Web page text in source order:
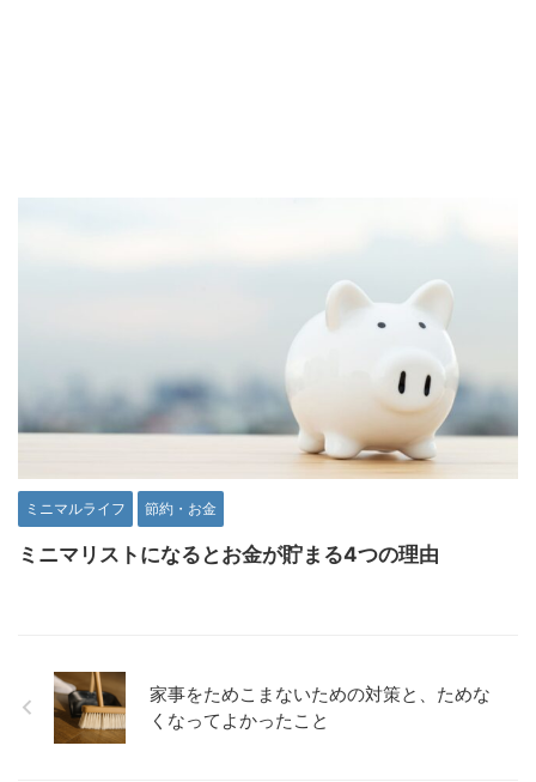
ミニマルライフ 節約・お金
ミニマリストになるとお金が貯まる4つの理由
家事をためこまないための対策と、ためな
くなってよかったこと